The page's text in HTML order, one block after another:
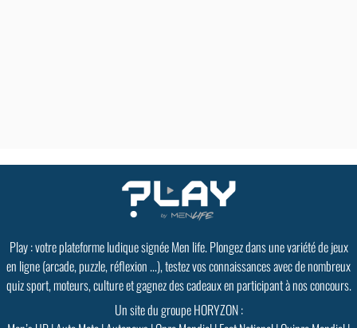
Play : votre plateforme ludique signée Men life. Plongez dans une variété de jeux
en ligne (arcade, puzzle, réflexion ...), testez vos connaissances avec de nombreux
quiz sport, moteurs, culture et gagnez des cadeaux en participant à nos concours.
Un site du groupe HORYZON :